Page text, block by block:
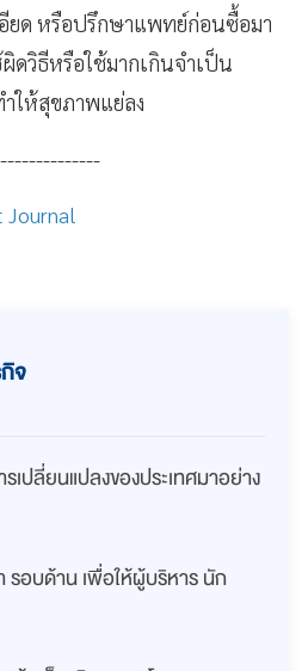
ยด หรือปรึกษาแพทย์ก่อนซื้อมา
ดวิธีหรือใช้มากเกินจำเป็น
ให้สุขภาพแย่ลง
Journal
จ
ปลี่ยนแปลงของประเทศมาอย่าง
อบด้าน เพื่อให้ผู้บริหาร นัก